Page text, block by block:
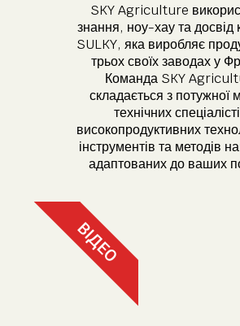
SKY Agriculture
знання, ноу-хау та досвід
SULKY, яка виробляє
трьох своїх заводах у
Команда SKY
складається з потужної
технічних
високопродуктивних
інструментів та методів
адаптованих до ваших
ВІДЕО